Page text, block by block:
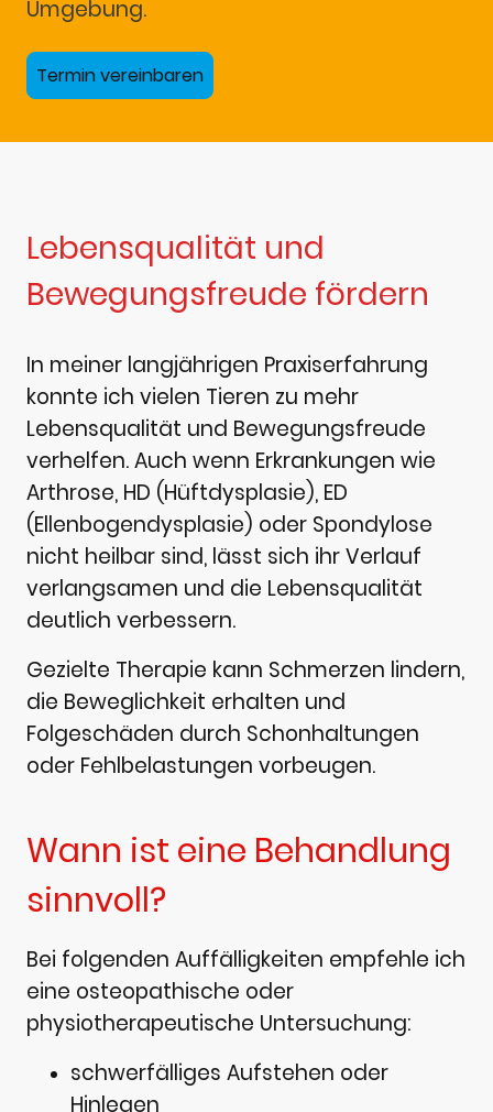
Umgebung.
Termin vereinbaren
Lebensqualität und
Bewegungsfreude fördern
In meiner langjährigen Praxiserfahrung
konnte ich vielen Tieren zu mehr
Lebensqualität und Bewegungsfreude
verhelfen. Auch wenn Erkrankungen wie
Arthrose, HD (Hüftdysplasie), ED
(Ellenbogendysplasie) oder Spondylose
nicht heilbar sind, lässt sich ihr Verlauf
verlangsamen und die Lebensqualität
deutlich verbessern.
Gezielte Therapie kann Schmerzen lindern,
die Beweglichkeit erhalten und
Folgeschäden durch Schonhaltungen
oder Fehlbelastungen vorbeugen.
Wann ist eine Behandlung
sinnvoll?
Bei folgenden Auffälligkeiten empfehle ich
eine osteopathische oder
physiotherapeutische Untersuchung:
schwerfälliges Aufstehen oder
Hinlegen